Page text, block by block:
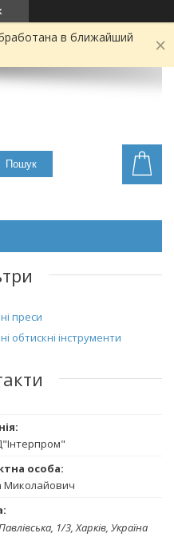
в ближайший
Пошук
преси
обтискні інструменти
Миколайович
1/3, Харків, Україна